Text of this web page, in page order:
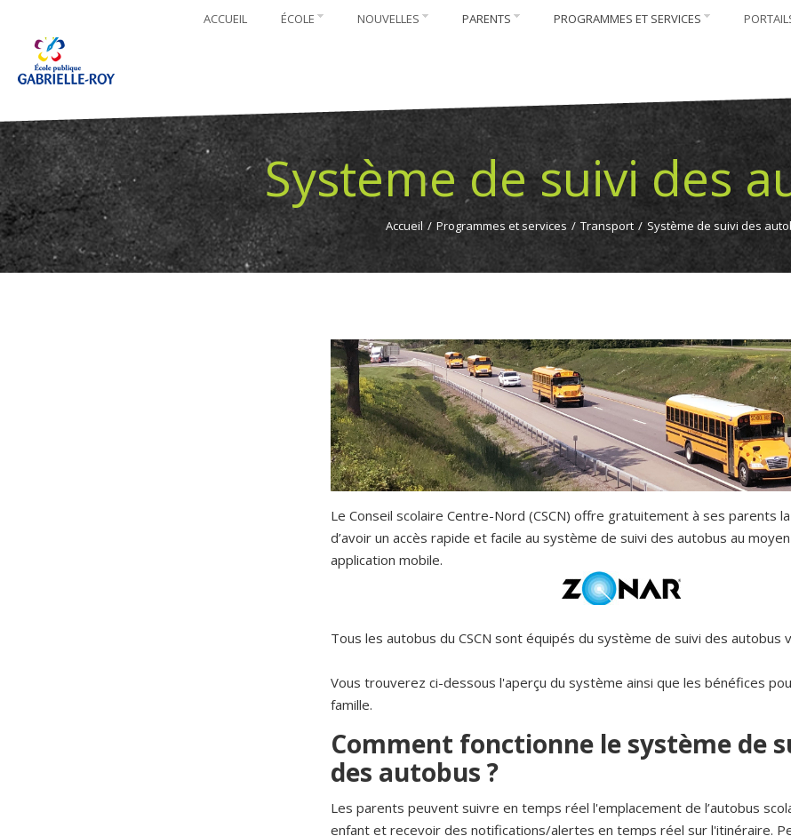
ACCUEIL ÉCOLE NOUVELLES PARENTS PROGRAMMES ET SERVICES
Système de suivi des
Accueil / Programmes et services / Transport / Système de suivi des
Le Conseil scolaire Centre-Nord (CSCN) offre gratuitement à ses parents
d’avoir un accès rapide et facile au système de suivi des autobus au moyen
application mobile.
Tous les autobus du CSCN sont équipés du système de suivi des autobus
Vous trouverez ci-dessous l'aperçu du système ainsi que les bénéfices
famille.
Comment fonctionne le système de
des autobus ?
Les parents peuvent suivre en temps réel l'emplacement de l’autobus
enfant et recevoir des notifications/alertes en temps réel sur l'itinéraire.